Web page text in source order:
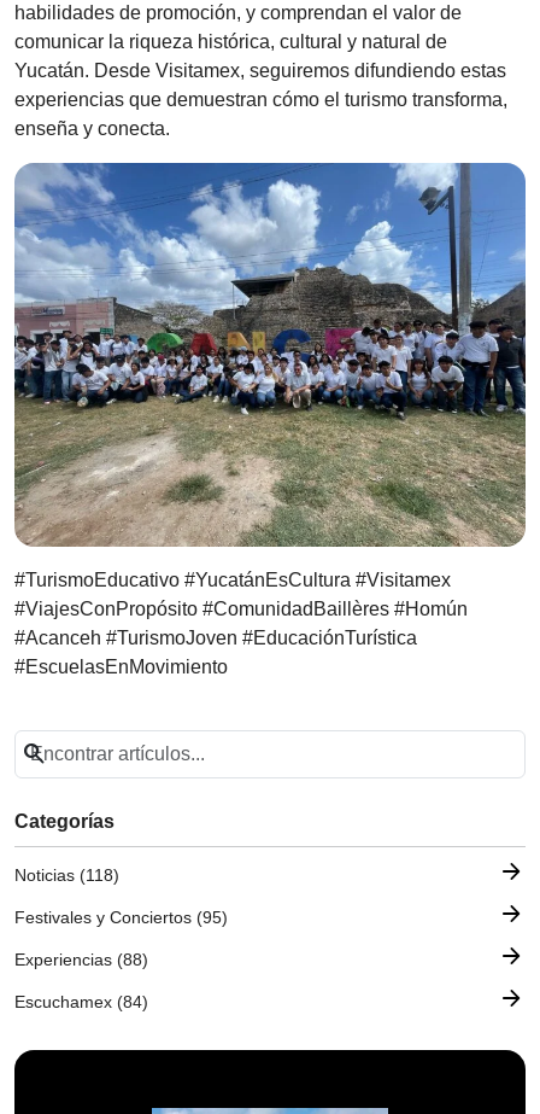
habilidades de promoción, y comprendan el valor de
comunicar la riqueza histórica, cultural y natural de
Yucatán. Desde Visitamex, seguiremos difundiendo estas
experiencias que demuestran cómo el turismo transforma,
enseña y conecta.
#TurismoEducativo #YucatánEsCultura #Visitamex
#ViajesConPropósito #ComunidadBaillères #Homún
#Acanceh #TurismoJoven #EducaciónTurística
#EscuelasEnMovimiento
search
Categorías
Noticias (118) arrow_forward
Festivales y Conciertos (95) arrow_forward
Experiencias (88) arrow_forward
Escuchamex (84) arrow_forward